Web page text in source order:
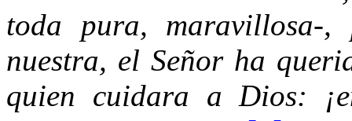
toda pura, maravillosa-,
nuestra, el Señor ha
quien cuidara a Dios: